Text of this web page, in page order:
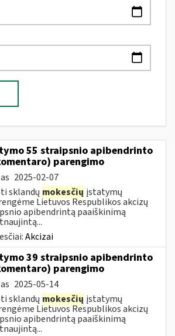
55 straipsnio apibendrinto
parengimo
2025-02-07
sklandų mokesčių įstatymų
Lietuvos Respublikos akcizų
apibendrintą paaiškinimą
Akcizai
39 straipsnio apibendrinto
parengimo
2025-05-14
sklandų mokesčių įstatymų
Lietuvos Respublikos akcizų
apibendrintą paaiškinimą